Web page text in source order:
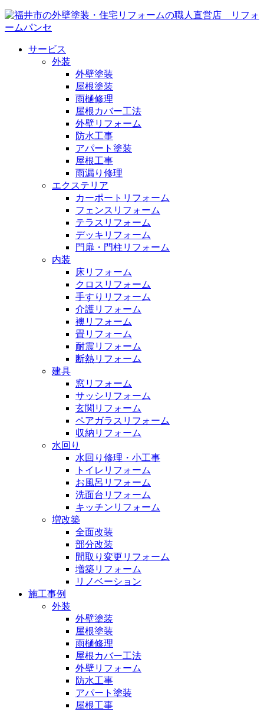
サービス
外装
外壁塗装
屋根塗装
雨樋修理
屋根カバー工法
外壁リフォーム
防水工事
アパート塗装
屋根工事
雨漏り修理
エクステリア
カーポートリフォーム
フェンスリフォーム
テラスリフォーム
デッキリフォーム
門扉・門柱リフォーム
内装
床リフォーム
クロスリフォーム
手すりリフォーム
介護リフォーム
襖リフォーム
畳リフォーム
耐震リフォーム
断熱リフォーム
建具
窓リフォーム
サッシリフォーム
玄関リフォーム
ペアガラスリフォーム
収納リフォーム
水回り
水回り修理・小工事
トイレリフォーム
お風呂リフォーム
洗面台リフォーム
キッチンリフォーム
増改築
全面改装
部分改装
間取り変更リフォーム
増築リフォーム
リノベーション
施工事例
外装
外壁塗装
屋根塗装
雨樋修理
屋根カバー工法
外壁リフォーム
防水工事
アパート塗装
屋根工事